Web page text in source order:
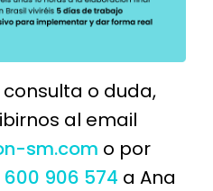
o duda,
al email
sm.com o por
906 574 a Ana